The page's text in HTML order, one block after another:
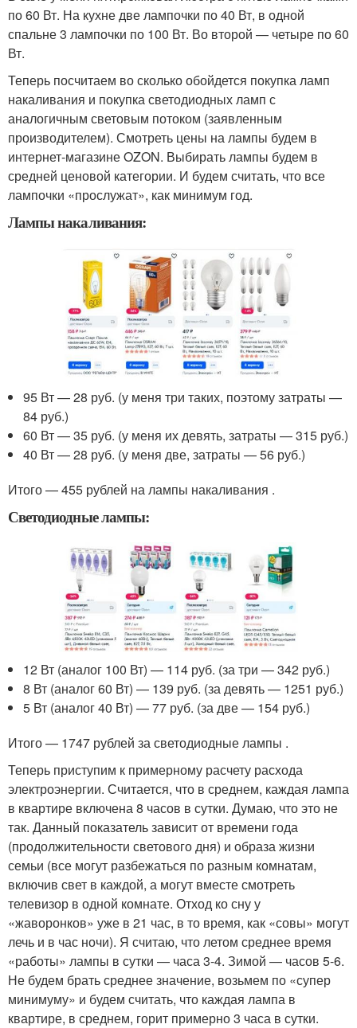
по 60 Вт. На кухне две лампочки по 40 Вт, в одной
спальне 3 лампочки по 100 Вт. Во второй — четыре по 60
Вт.
Теперь посчитаем во сколько обойдется покупка ламп
накаливания и покупка светодиодных ламп с
аналогичным световым потоком (заявленным
производителем). Смотреть цены на лампы будем в
интернет-магазине OZON. Выбирать лампы будем в
средней ценовой категории. И будем считать, что все
лампочки «прослужат», как минимум год.
Лампы накаливания:
95 Вт — 28 руб. (у меня три таких, поэтому затраты —
84 руб.)
60 Вт — 35 руб. (у меня их девять, затраты — 315 руб.)
40 Вт — 28 руб. (у меня две, затраты — 56 руб.)
Итого — 455 рублей на лампы накаливания .
Светодиодные лампы:
12 Вт (аналог 100 Вт) — 114 руб. (за три — 342 руб.)
8 Вт (аналог 60 Вт) — 139 руб. (за девять — 1251 руб.)
5 Вт (аналог 40 Вт) — 77 руб. (за две — 154 руб.)
Итого — 1747 рублей за светодиодные лампы .
Теперь приступим к примерному расчету расхода
электроэнергии. Считается, что в среднем, каждая лампа
в квартире включена 8 часов в сутки. Думаю, что это не
так. Данный показатель зависит от времени года
(продолжительности светового дня) и образа жизни
семьи (все могут разбежаться по разным комнатам,
включив свет в каждой, а могут вместе смотреть
телевизор в одной комнате. Отход ко сну у
«жаворонков» уже в 21 час, в то время, как «совы» могут
лечь и в час ночи). Я считаю, что летом среднее время
«работы» лампы в сутки — часа 3-4. Зимой — часов 5-6.
Не будем брать среднее значение, возьмем по «супер
минимуму» и будем считать, что каждая лампа в
квартире, в среднем, горит примерно 3 часа в сутки.